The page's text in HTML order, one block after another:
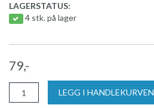
LAGERSTATUS:
4 stk. på lager
79,-
LEGG I HANDLEKURVEN